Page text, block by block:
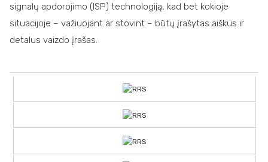
signalų apdorojimo (ISP) technologiją, kad bet kokioje
situacijoje – važiuojant ar stovint – būtų įrašytas aiškus ir
detalus vaizdo įrašas.